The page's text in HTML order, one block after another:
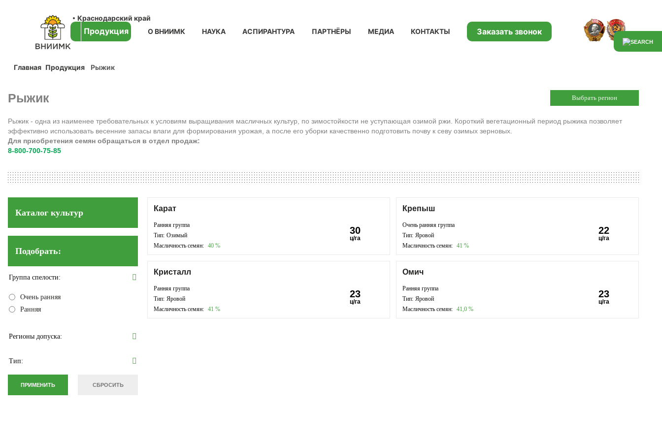
Краснодарский край
Продукция О ВНИИМК НАУКА АСПИРАНТУРА ПАРТНЁРЫ МЕДИА КОНТАКТЫ Заказать звонок
Главная Продукция Рыжик
Рыжик Выбрать регион
Рыжик - одна из наименее требовательных к условиям выращивания масличных культур, по зимостойкости не уступающая озимой ржи. Короткий вегетационный период рыжика позволяет
эффективно использовать весенние запасы влаги для формирования урожая, а после его уборки качественно подготовить почву к севу озимых зерновых.
Для приобретения семян обращаться в отдел продаж:
8-800-700-75-85
Каталог культур
Подобрать:
Группа спелости:
Очень ранняя
Ранняя
Регионы допуска:
Тип:
Карат
Ранняя группа
Тип: Озимый
Масличность семян: 40 %
30
ц/га
Крепыш
Очень ранняя группа
Тип: Яровой
Масличность семян: 41 %
22
ц/га
Кристалл
Ранняя группа
Тип: Яровой
Масличность семян: 41 %
23
ц/га
Омич
Ранняя группа
Тип: Яровой
Масличность семян: 41,0 %
23
ц/га